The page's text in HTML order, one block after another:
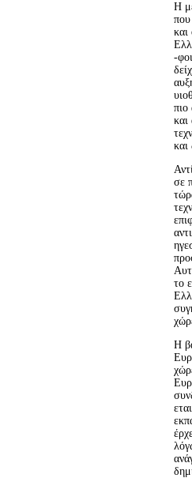
Η
και
-
πιο
και
και
σε
το
Η